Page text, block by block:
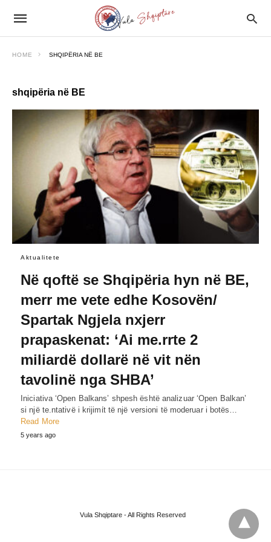
HOME SHQIPËRIA NË BE
shqipëria në BE
Aktualitete
Në qoftë se Shqipëria hyn në BE,
merr me vete edhe Kosovën/
Spartak Ngjela nxjerr
prapaskenat: ‘Ai me.rrte 2
miliardë dollarë në vit nën
tavolinë nga SHBA’
Iniciativa ‘Open Balkans’ shpesh është analizuar ‘Open Balkan’
si një te.ntativë i krijimίt të një versioni të moderuar i botës…
Read More
5 years ago
Vula Shqiptare - All Rights Reserved